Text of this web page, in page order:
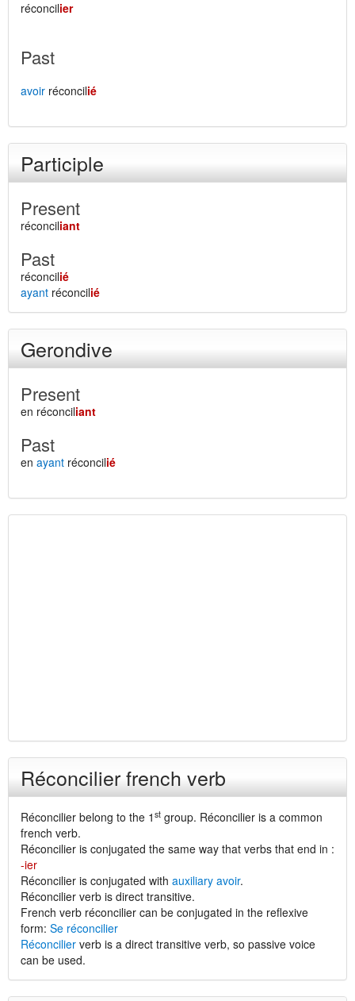
réconcilier
Past
avoir réconcilié
Participle
Present
réconciliant
Past
réconcilié
ayant réconcilié
Gerondive
Present
en réconciliant
Past
en ayant réconcilié
Réconcilier french verb
Réconcilier belong to the 1 st group. Réconcilier is a common
french verb.
Réconcilier is conjugated the same way that verbs that end in :
-ier
Réconcilier is conjugated with auxiliary avoir.
Réconcilier verb is direct transitive.
French verb réconcilier can be conjugated in the reflexive
form: Se réconcilier
Réconcilier verb is a direct transitive verb, so passive voice
can be used.